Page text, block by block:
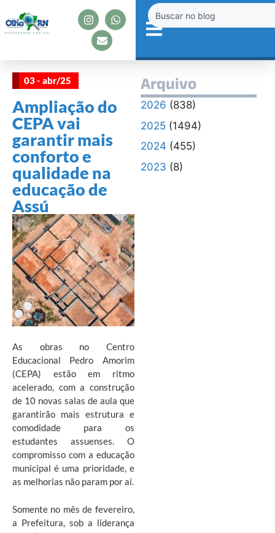
03 - abr/25
Ampliação do
CEPA vai
garantir mais
conforto e
qualidade na
educação de
Assú
As obras no Centro
Educacional Pedro Amorim
(CEPA) estão em ritmo
acelerado, com a construção
de 10 novas salas de aula que
garantirão mais estrutura e
comodidade para os
estudantes assuenses. O
compromisso com a educação
municipal é uma prioridade, e
as melhorias não param por aí.
Somente no mês de fevereiro,
a Prefeitura, sob a liderança
Arquivo
2026 (838)
2025(1494)
2024 (455)
2023 (8)